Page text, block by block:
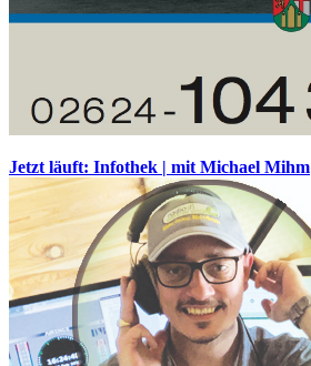
Jetzt läuft: Infothek | mit Michael Mihm